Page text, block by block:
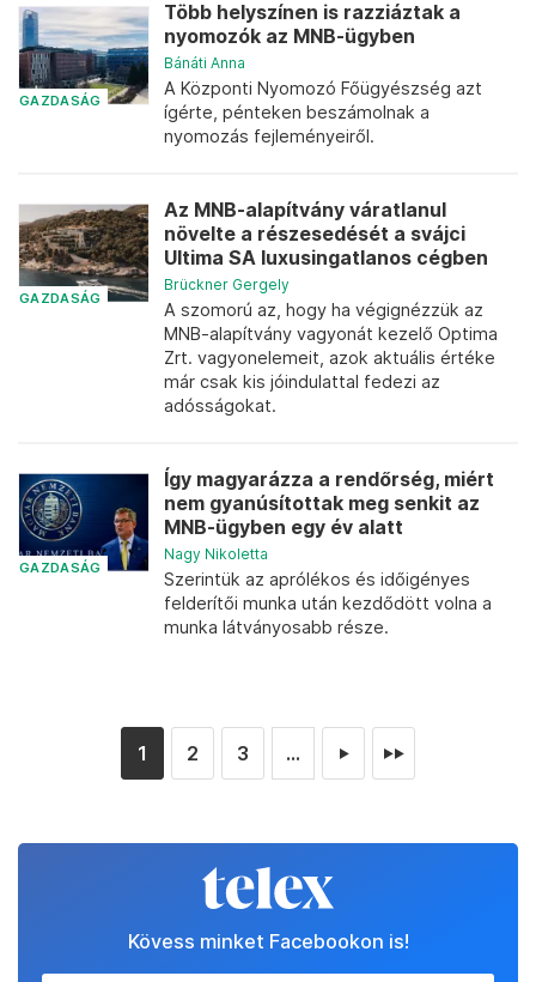
GAZDASÁG
Több helyszínen is razziáztak a
nyomozók az MNB-ügyben
Bánáti Anna
A Központi Nyomozó Főügyészség azt
ígérte, pénteken beszámolnak a
nyomozás fejleményeiről.
GAZDASÁG
Az MNB-alapítvány váratlanul
növelte a részesedését a svájci
Ultima SA luxusingatlanos cégben
Brückner Gergely
A szomorú az, hogy ha végignézzük az
MNB-alapítvány vagyonát kezelő Optima
Zrt. vagyonelemeit, azok aktuális értéke
már csak kis jóindulattal fedezi az
adósságokat.
GAZDASÁG
Így magyarázza a rendőrség, miért
nem gyanúsítottak meg senkit az
MNB-ügyben egy év alatt
Nagy Nikoletta
Szerintük az aprólékos és időigényes
felderítői munka után kezdődött volna a
munka látványosabb része.
1 2 3 ... ► ►►
Kövess minket Facebookon is!